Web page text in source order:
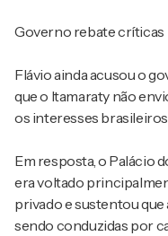
Governo rebate críticas
Flávio ainda acusou o
que o Itamaraty não
os interesses
Em resposta, o Palácio
era voltado
privado e sustentou
sendo conduzidas por